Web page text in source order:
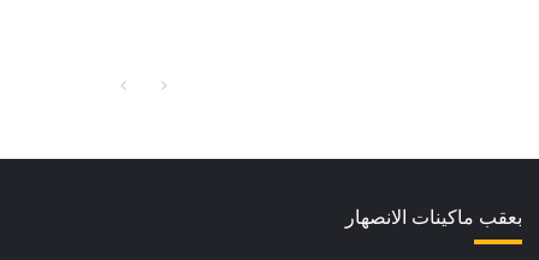
بعقب ماكينات الانصهار